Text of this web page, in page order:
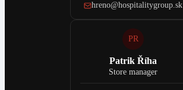
hreno@hospitalitygroup.sk
PR
Patrik Říha
Store manager